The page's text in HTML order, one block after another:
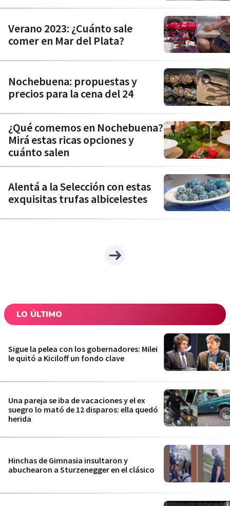
Verano 2023: ¿Cuánto sale
comer en Mar del Plata?
Nochebuena: propuestas y
precios para la cena del 24
¿Qué comemos en Nochebuena?
Mirá estas ricas opciones y
cuánto salen
Alentá a la Selección con estas
exquisitas trufas albicelestes
LO ÚLTIMO
Sigue la pelea con los gobernadores: Milei
le quitó a Kiciloff un fondo clave
Una pareja se iba de vacaciones y el ex
suegro lo mató de 12 disparos: ella quedó
herida
Hinchas de Gimnasia insultaron y
abuchearon a Sturzenegger en el clásico